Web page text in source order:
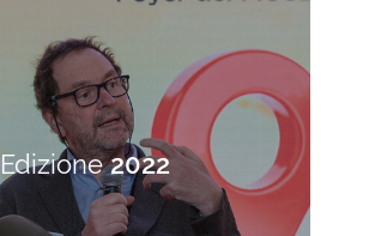
Edizione2022